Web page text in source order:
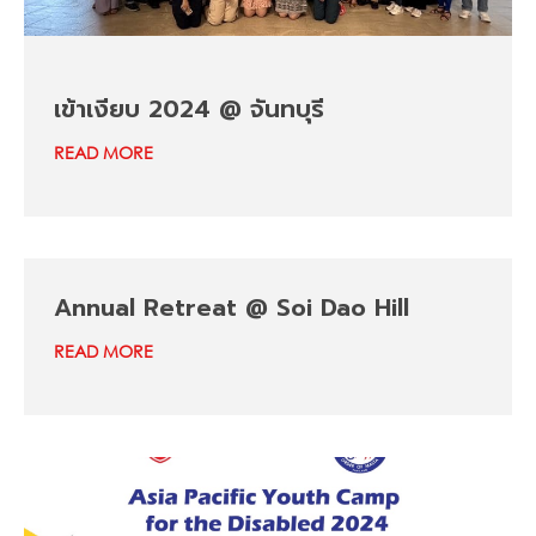
เข้าเงียบ 2024 @ จันทบุรี
READ MORE
Annual Retreat @ Soi Dao Hill
READ MORE